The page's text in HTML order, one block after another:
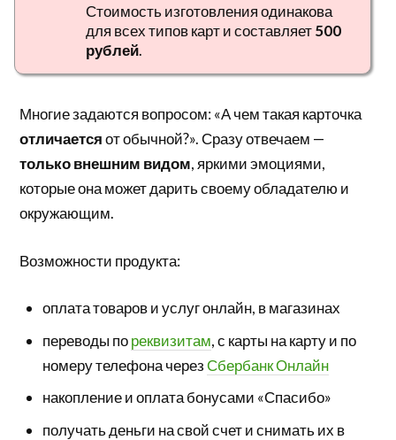
Стоимость изготовления одинакова
для всех типов карт и составляет500
рублей.
Многие задаются вопросом: «А чем такая карточка
отличаетсяот обычной?». Сразу отвечаем —
только внешним видом, яркими эмоциями,
которые она может дарить своему обладателю и
окружающим.
Возможности продукта:
оплата товаров и услуг онлайн, в магазинах
переводы пореквизитам, с карты на карту и по
номеру телефона черезСбербанк Онлайн
накопление и оплата бонусами «Спасибо»
получать деньги на свой счет и снимать их в